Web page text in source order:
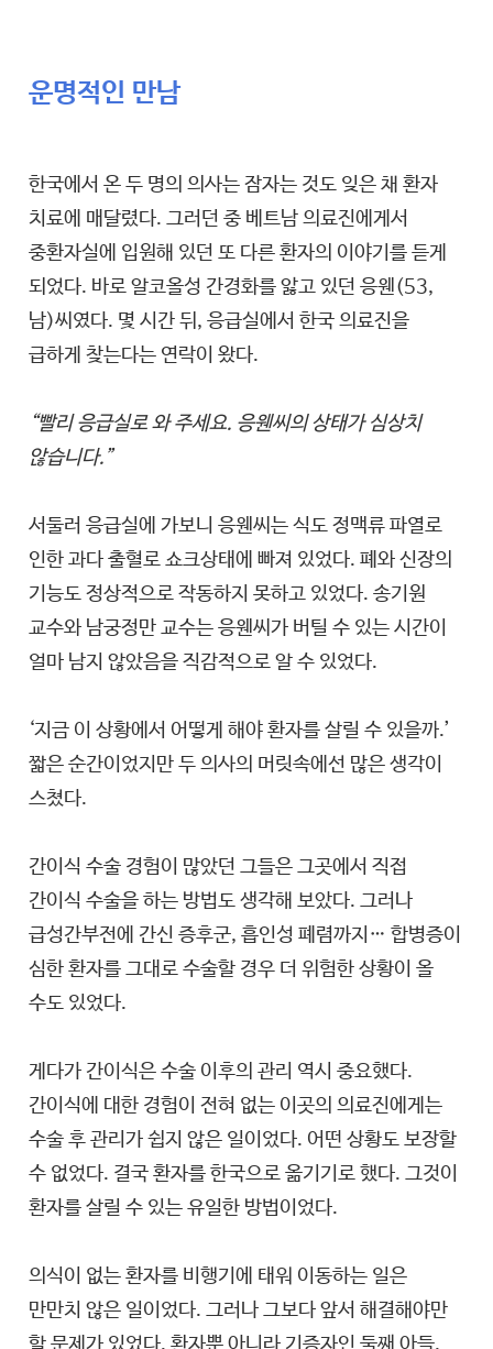
운명적인 만남
한국에서 온 두 명의 의사는 잠자는 것도 잊은 채 환자
치료에 매달렸다. 그러던 중 베트남 의료진에게서
중환자실에 입원해 있던 또 다른 환자의 이야기를 듣게
되었다. 바로 알코올성 간경화를 앓고 있던 응웬(53,
남)씨였다. 몇 시간 뒤, 응급실에서 한국 의료진을
급하게 찾는다는 연락이 왔다.
“빨리 응급실로 와 주세요. 응웬씨의 상태가 심상치
않습니다.”
서둘러 응급실에 가보니 응웬씨는 식도 정맥류 파열로
인한 과다 출혈로 쇼크상태에 빠져 있었다. 폐와 신장의
기능도 정상적으로 작동하지 못하고 있었다. 송기원
교수와 남궁정만 교수는 응웬씨가 버틸 수 있는 시간이
얼마 남지 않았음을 직감적으로 알 수 있었다.
‘지금 이 상황에서 어떻게 해야 환자를 살릴 수 있을까.’
짧은 순간이었지만 두 의사의 머릿속에선 많은 생각이
스쳤다.
간이식 수술 경험이 많았던 그들은 그곳에서 직접
간이식 수술을 하는 방법도 생각해 보았다. 그러나
급성간부전에 간신 증후군, 흡인성 폐렴까지… 합병증이
심한 환자를 그대로 수술할 경우 더 위험한 상황이 올
수도 있었다.
게다가 간이식은 수술 이후의 관리 역시 중요했다.
간이식에 대한 경험이 전혀 없는 이곳의 의료진에게는
수술 후 관리가 쉽지 않은 일이었다. 어떤 상황도 보장할
수 없었다. 결국 환자를 한국으로 옮기기로 했다. 그것이
환자를 살릴 수 있는 유일한 방법이었다.
의식이 없는 환자를 비행기에 태워 이동하는 일은
만만치 않은 일이었다. 그러나 그보다 앞서 해결해야만